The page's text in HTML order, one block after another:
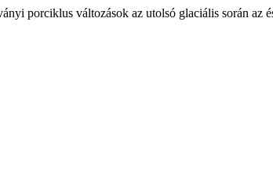
porciklus változások az utolsó glaciális során az